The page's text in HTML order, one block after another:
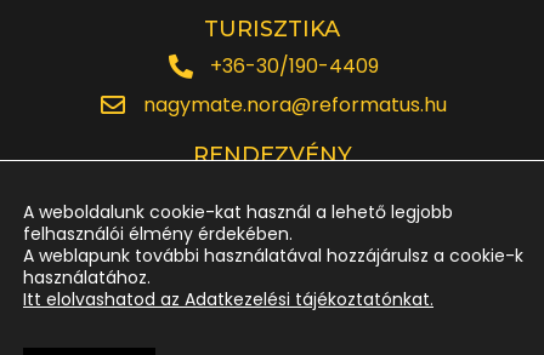
TURISZTIKA
+36-30/190-4409
nagymate.nora@reformatus.hu
RENDEZVÉNY
rendezveny.nagytemplom@reformatus.hu
+36-52/614-185
A weboldalunk cookie-kat használ a lehető legjobb
felhasználói élmény érdekében.
A weblapunk további használatával hozzájárulsz a cookie-k
használatához.
Itt elolvashatod az Adatkezelési tájékoztatónkat.